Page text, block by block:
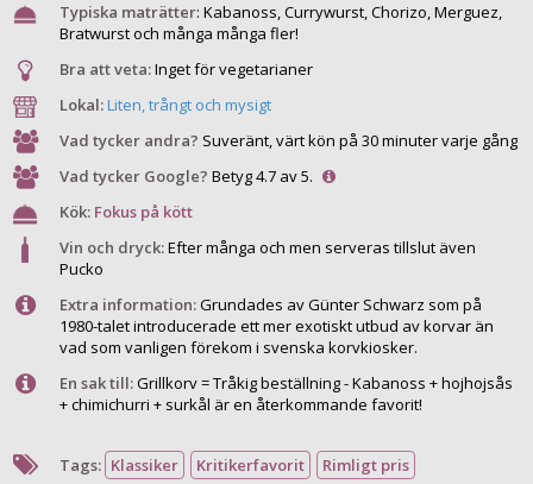
Typiska maträtter: Kabanoss, Currywurst, Chorizo, Merguez,
Bratwurst och många många fler!
Bra att veta:Inget för vegetarianer
Lokal:Liten, trångt och mysigt
Vad tycker andra? Suveränt, värt kön på 30 minuter varje gång
Vad tycker Google? Betyg 4.7 av 5.
Kök: Fokus på kött
Vin och dryck:Efter många och men serveras tillslut även
Pucko
Extra information:Grundades av Günter Schwarz som på
1980-talet introducerade ett mer exotiskt utbud av korvar än
vad som vanligen förekom i svenska korvkiosker.
En sak till:Grillkorv = Tråkig beställning - Kabanoss + hojhojsås
+ chimichurri + surkål är en återkommande favorit!
Tags: Klassiker Kritikerfavorit Rimligt pris